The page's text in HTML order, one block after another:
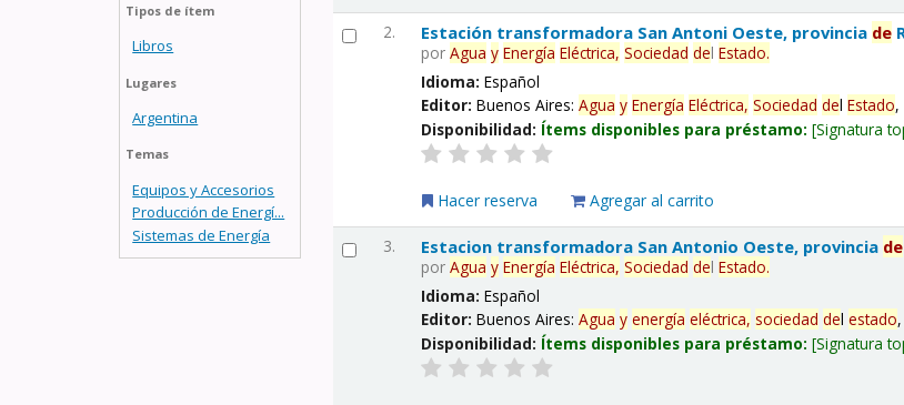
Tipos de ítem
Libros
Lugares
Argentina
Temas
Equipos y Accesorios
Producción de Energí...
Sistemas de Energía
2. Estación transformadora San Antoni Oeste, provincia de
porAgua y Energía Eléctrica, Sociedad delEstado.
Idioma:Español
Editor:Buenos Aires:Agua y Energía Eléctrica, Sociedad delEstado,
Disponibilidad: Ítems disponibles para préstamo: Signatura
Hacer reserva Agregar al carrito
3. Estacion transformadora San Antonio Oeste, provincia de
porAgua y Energía Eléctrica, Sociedad delEstado.
Idioma:Español
Editor:Buenos Aires:Agua y energía eléctrica, sociedad delestado
Disponibilidad: Ítems disponibles para préstamo: Signatura